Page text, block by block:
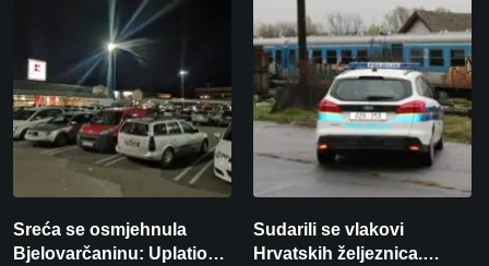
Sreća se osmjehnula
Bjelovarčaninu: Uplatio
Sudarili se vlakovi
Hrvatskih željeznica.